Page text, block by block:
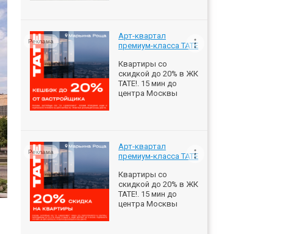
Арт-квартал
премиум-класса ТАТЕ
Квартиры со
скидкой до 20% в ЖК
ТАТЕ!. 15 мин до
центра Москвы
Реклама
Арт-квартал
премиум-класса ТАТЕ
Квартиры со
скидкой до 20% в ЖК
ТАТЕ!. 15 мин до
центра Москвы
Реклама